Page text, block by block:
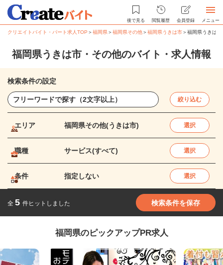
後で見る 閲覧履歴 会員登録 メニュー
クリエイトバイト・パート求人TOP ＞福岡県＞福岡県その他＞福岡県うきは市＞福岡県うきは
福岡県うきは市・その他のバイト・求人情報
検索条件の設定
絞り込む
エリア 福岡県その他(うきは市) 選択
職種 サービス(すべて) 選択
条件 指定しない 選択
全 5 件ヒットしました 検索条件を保存
福岡県のピックアップPR求人